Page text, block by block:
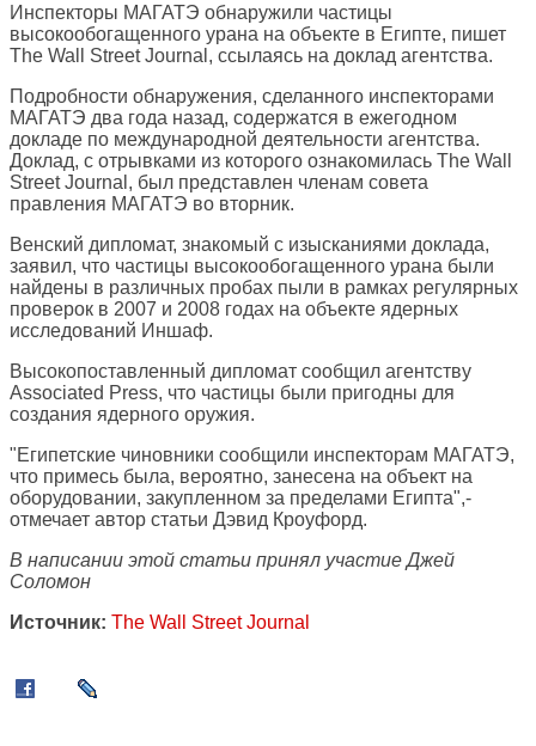
Инспекторы МАГАТЭ обнаружили частицы
высокообогащенного урана на объекте в Египте, пишет
The Wall Street Journal , ссылаясь на доклад агентства.
Подробности обнаружения, сделанного инспекторами
МАГАТЭ два года назад, содержатся в ежегодном
докладе по международной деятельности агентства.
Доклад, с отрывками из которого ознакомилась The Wall
Street Journal, был представлен членам совета
правления МАГАТЭ во вторник.
Венский дипломат, знакомый с изысканиями доклада,
заявил, что частицы высокообогащенного урана были
найдены в различных пробах пыли в рамках регулярных
проверок в 2007 и 2008 годах на объекте ядерных
исследований Иншаф.
Высокопоставленный дипломат сообщил агентству
Associated Press, что частицы были пригодны для
создания ядерного оружия.
"Египетские чиновники сообщили инспекторам МАГАТЭ,
что примесь была, вероятно, занесена на объект на
оборудовании, закупленном за пределами Египта",-
отмечает автор статьи Дэвид Кроуфорд.
В написании этой статьи принял участие Джей
Соломон
Источник: The Wall Street Journal